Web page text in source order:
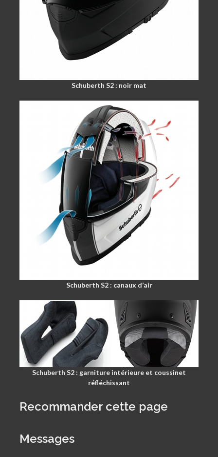
Schuberth S2 : noir mat
Schuberth S2 : canaux d’air
Schuberth S2 : garniture intérieure et coussinet
réfléchissant
Recommander cette page
Messages